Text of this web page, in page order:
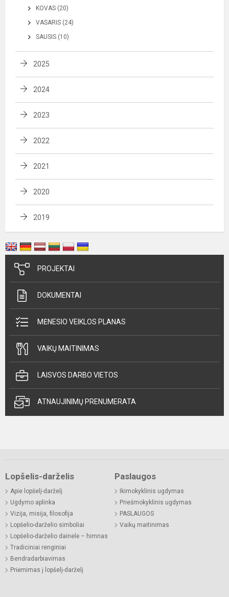
KOVAS (20)
VASARIS (24)
SAUSIS (10)
2025
2024
2023
2022
2021
2020
2019
PROJEKTAI
DOKUMENTAI
MĖNESIO VEIKLOS PLANAS
VAIKŲ MAITINIMAS
LAISVOS DARBO VIETOS
ATNAUJINIMŲ PRENUMERATA
Lopšelis-darželis
Apie lopšelį-darželį
Ugdymo aplinka
Vizija, misija, filosofija
Lopšelio-darželio simboliai
Lopšelio-darželio dainelė – himnas
Tradiciniai renginiai
Bendradarbiavimas
Priėmimas į lopšelį-darželį
Paslaugos
Ikimokyklinis ugdymas
Priešmokyklinis ugdymas
PASLAUGOS
Vaikų maitinimas